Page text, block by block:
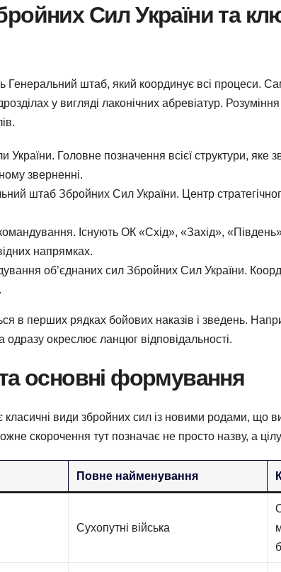
Сил України та
Генеральний штаб, який координує всі процеси.
у вигляді лаконічних абревіатур.
Головне позначення всієї структури, яке
зверненні.
штаб Збройних Сил України. Центр
Існують ОК «Схід», «Захід»,
напрямках.
об’єднаних сил Збройних Сил України.
в перших рядках бойових наказів і зведень.
окреслює ланцюг відповідальності.
основні формування
класичні види збройних сил із новими родами, що
скорочення тут позначає не просто назву, а
Повне найменування
Сухопутні війська